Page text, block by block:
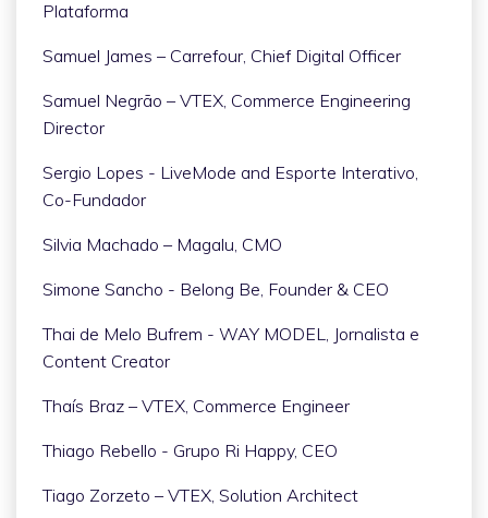
Plataforma
Samuel James – Carrefour, Chief Digital Officer
Samuel Negrão – VTEX, Commerce Engineering
Director
Sergio Lopes - LiveMode and Esporte Interativo,
Co-Fundador
Silvia Machado – Magalu, CMO
Simone Sancho - Belong Be, Founder & CEO
Thai de Melo Bufrem - WAY MODEL, Jornalista e
Content Creator
Thaís Braz – VTEX, Commerce Engineer
Thiago Rebello - Grupo Ri Happy, CEO
Tiago Zorzeto – VTEX, Solution Architect